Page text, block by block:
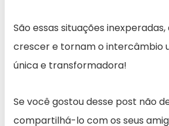
São essas situações
crescer e tornam o intercâmbio
única e transformadora!
Se você gostou desse post não
compartilhá-lo com os seus